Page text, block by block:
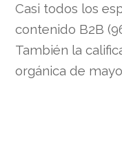
Casi todos los
contenido B2B
También la
orgánica de